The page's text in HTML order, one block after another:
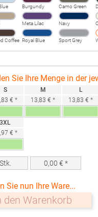
Burgundy Camo Green
Meta Lilac Navy
Coffee Royal Blue
Sport Grey
(Heather)
Sie Ihre Menge in der
S
€ *
M
13,83 € *
L
13,83 € *
3XL
€ *
Stk. 0,00 € *
Sie nun Ihre Ware...
den Warenkorb